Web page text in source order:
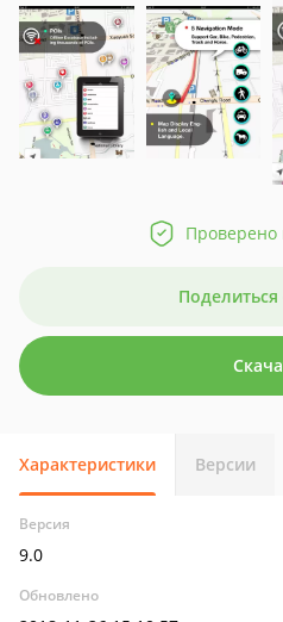
Проверено
Характеристики Версии
Версия
9.0
Обновлено